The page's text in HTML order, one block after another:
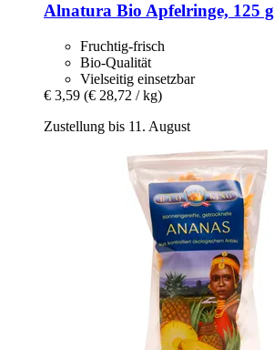
Alnatura Bio Apfelringe, 125 g
Fruchtig-frisch
Bio-Qualität
Vielseitig einsetzbar
€ 3,59 (€ 28,72 / kg)
Zustellung bis 11. August